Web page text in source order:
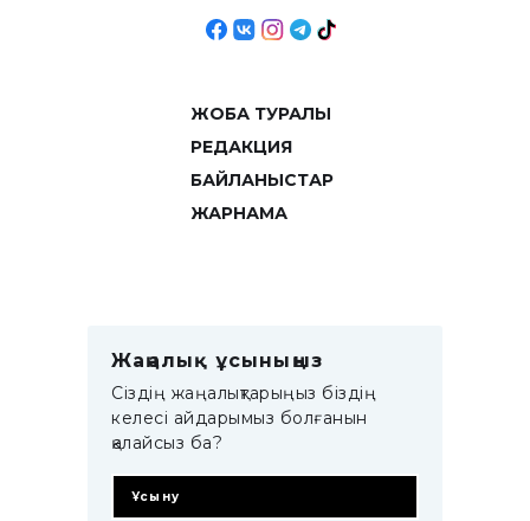
ЖОБА ТУРАЛЫ
РЕДАКЦИЯ
БАЙЛАНЫСТАР
ЖАРНАМА
Жаңалық ұсыныңыз
Сіздің жаңалықтарыңыз біздің
келесі айдарымыз болғанын
қалайсыз ба?
Ұсыну